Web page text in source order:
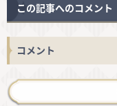
この記事へのコメント
コメント